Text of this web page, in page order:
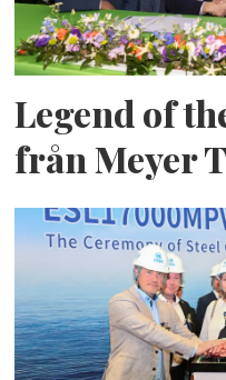
Legend of
från Meyer